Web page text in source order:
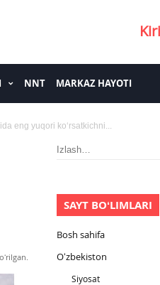
NNT MARKAZ HAYOTI
eng yuqori koʻrsatkichni...
Izlash:
SAYT BOʻLIMLARI
Bosh sahifa
Oʻzbekiston
Siyosat